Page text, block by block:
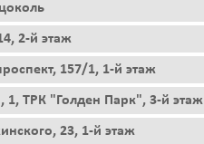
2-й этаж
157/1, 1-й этаж
1, ТРК "Голден Парк", 3-й этаж
23, 1-й этаж